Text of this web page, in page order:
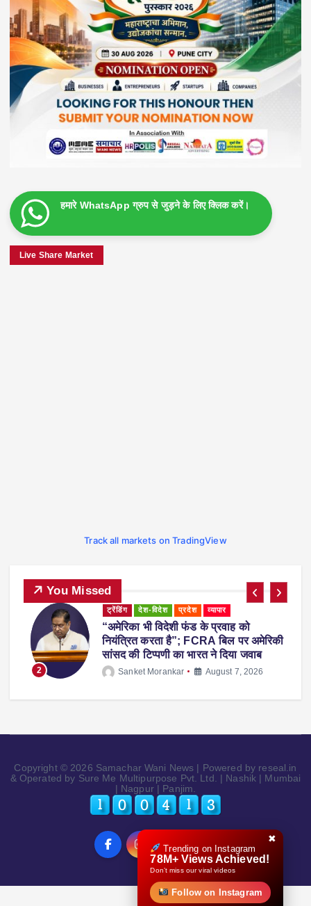
✖
Trending on Instagram
78M+ Views Achieved!
Don’t miss our viral videos
Follow on Instagram
हमारे WhatsApp ग्रुप से जुड़ने के लिए क्लिक करें।
Live Share Market
Track all markets on TradingView
You Missed
3
ट्रेंडिंग देश-विदेश प्रदेश महाराष्ट्र
महाराष्ट्र में नकली ‘एनालॉग पनीर’ पर 1 साल
का प्रतिबंध, होटल-रेस्टोरेंट में उपयोग करने पर
होगी सख्त कार्रवाई
Sanket Morankar August 5, 2026
Copyright © 2026 Samachar Wani News | Powered by reseal.in
& Operated by Sure Me Multipurpose Pvt. Ltd. | Nashik | Mumbai
| Nagpur | Panjim.